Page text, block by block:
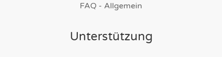
FAQ - Allgemein
Unterstützung